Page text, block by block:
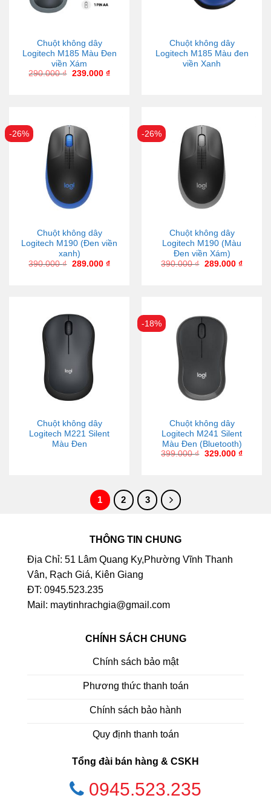
Chuột không dây
Logitech M185 Màu Đen
viền Xám
290.000₫ 239.000 ₫
Chuột không dây
Logitech M185 Màu đen
viền Xanh
-26%
Chuột không dây
Logitech M190 (Đen viền
xanh)
390.000₫ 289.000 ₫
-26%
Chuột không dây
Logitech M190 (Màu
Đen viền Xám)
390.000₫ 289.000 ₫
Chuột không dây
Logitech M221 Silent
Màu Đen
-18%
Chuột không dây
Logitech M241 Silent
Màu Đen (Bluetooth)
399.000₫ 329.000 ₫
1 2 3
THÔNG TIN CHUNG
Địa Chỉ: 51 Lâm Quang Ky,Phường Vĩnh Thanh
Vân, Rạch Giá, Kiên Giang
ĐT: 0945.523.235
Mail: maytinhrachgia@gmail.com
CHÍNH SÁCH CHUNG
Chính sách bảo mật
Phương thức thanh toán
Chính sách bảo hành
Quy định thanh toán
Tổng đài bán hàng & CSKH
0945.523.235